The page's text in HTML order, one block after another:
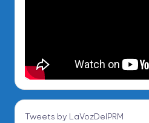
Tweets by LaVozDelPRM